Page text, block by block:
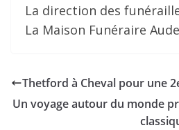
La direction des
La Maison Funéraire
Thetford à Cheval pour une
Un voyage autour du monde